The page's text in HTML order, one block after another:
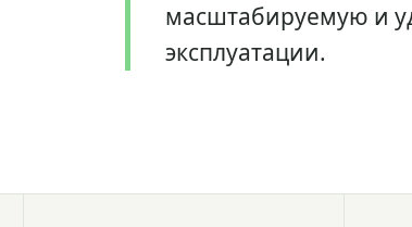
масштабируемую и
эксплуатации.